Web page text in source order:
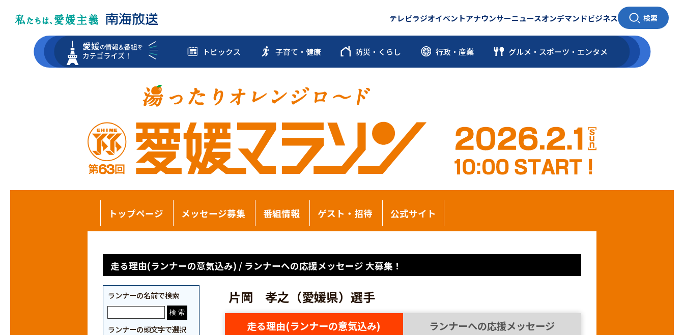
テレビラジオイベントアナウンサーニュースオンデマンドビジネス 検索
トピックス 子育て・健康 防災・くらし 行政・産業 グルメ・スポーツ ・ エンタメ
トップページ メッセージ募集 番組情報 ゲスト・招待 公式サイト
走る理由(ランナーの意気込み) / ランナーへの応援メッセージ 大募集！
ランナーの名前で検索
ランナーの頭文字で選択
片岡 孝之（愛媛県）選手
走る理由(ランナーの意気込み) ランナーへの応援メッセージ